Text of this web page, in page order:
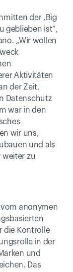
der ,Big
geblieben ist“,
„Wir wollen
Aktivitäten
der Zeit,
Datenschutz
war in den
wir uns,
und als
weiter zu
anonymen
die Kontrolle
in der
und
Das